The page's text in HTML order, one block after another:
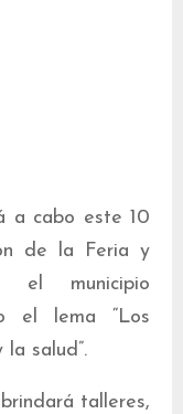
a cabo este 10
de la Feria y
el municipio
el lema “Los
salud”.
talleres,